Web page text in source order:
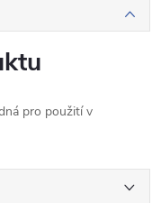
pro použití v